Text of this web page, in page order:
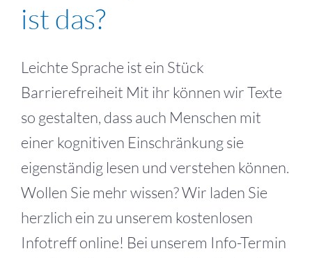
ist das?
Leichte Sprache ist ein Stück
Barrierefreiheit Mit ihr können wir Texte
so gestalten, dass auch Menschen mit
einer kognitiven Einschränkung sie
eigenständig lesen und verstehen können.
Wollen Sie mehr wissen? Wir laden Sie
herzlich ein zu unserem kostenlosen
Infotreff online! Bei unserem Info-Termin